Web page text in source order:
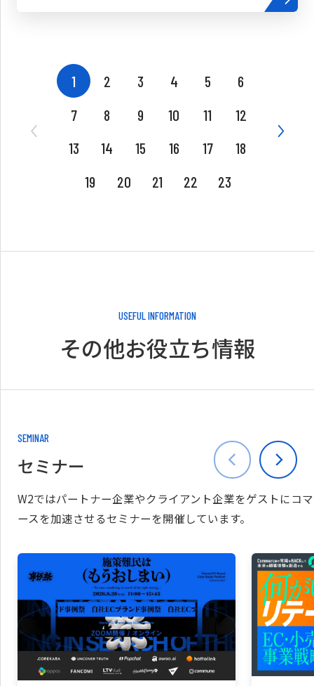
1 2 3 4 5
6
7
8 9 10 11
12
13
14 15 16 17
18
19
20 21 22 23
USEFUL INFORMATION
その他お役立ち情報
SEMINAR
セミナー
W2ではパートナー企業やクライアント企業をゲストにコマ
ースを加速させるセミナーを開催しています。